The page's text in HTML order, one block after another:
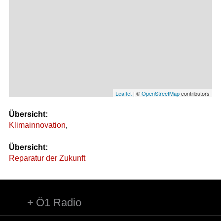
Leaflet | ©OpenStreetMapcontributors
Übersicht:
Klimainnovation,
Übersicht:
Reparatur der Zukunft
Ö1 Radio